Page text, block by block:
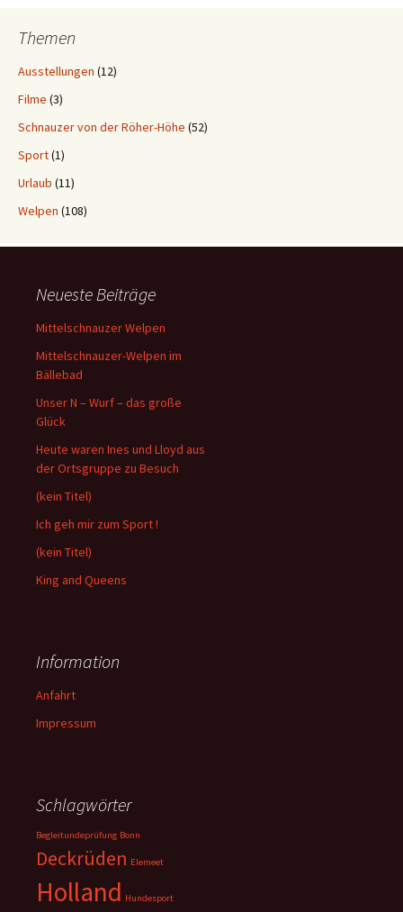
Themen
Ausstellungen (12)
Filme (3)
Schnauzer von der Röher-Höhe (52)
Sport(1)
Urlaub (11)
Welpen (108)
Neueste Beiträge
Mittelschnauzer Welpen
Mittelschnauzer-Welpen im
Bällebad
Unser N – Wurf – das große
Glück
Heute waren Ines und Lloyd aus
der Ortsgruppe zu Besuch
(kein Titel)
Ich geh mir zum Sport !
(kein Titel)
King and Queens
Information
Anfahrt
Impressum
Schlagwörter
Begleitundeprüfung Bonn
Deckrüden Elemeet
Holland Hundesport